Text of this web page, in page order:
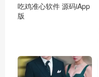
吃鸡准心软件 源码iApp
版